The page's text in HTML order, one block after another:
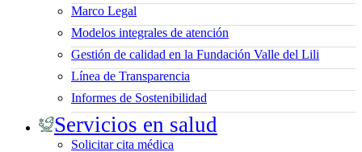
Marco Legal
Modelos integrales de atención
Gestión de calidad en la Fundación Valle del Lili
Línea de Transparencia
Informes de Sostenibilidad
Servicios en salud
Solicitar cita médica